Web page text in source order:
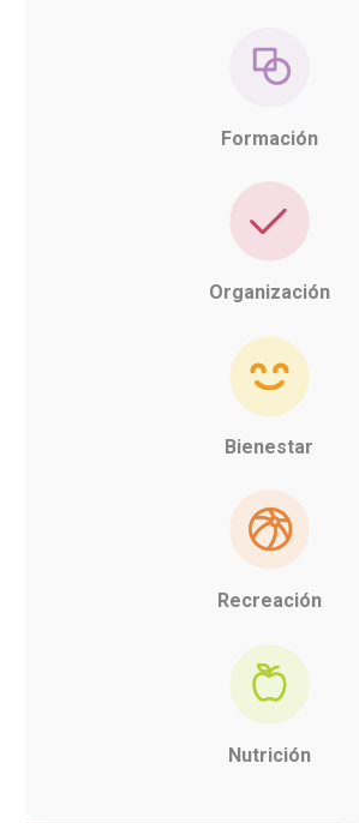
Formación
Organización
Bienestar
Recreación
Nutrición